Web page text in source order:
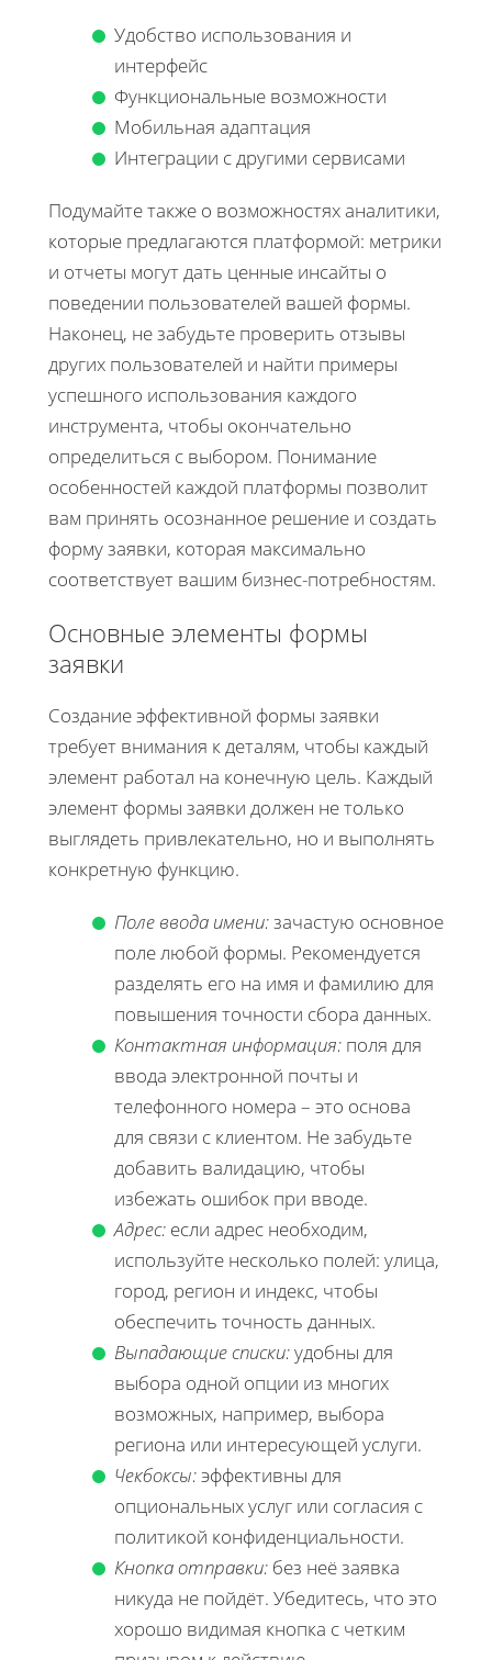
Удобство использования и
интерфейс
Функциональные возможности
Мобильная адаптация
Интеграции с другими сервисами
Подумайте также о возможностях аналитики,
которые предлагаются платформой: метрики
и отчеты могут дать ценные инсайты о
поведении пользователей вашей формы.
Наконец, не забудьте проверить отзывы
других пользователей и найти примеры
успешного использования каждого
инструмента, чтобы окончательно
определиться с выбором. Понимание
особенностей каждой платформы позволит
вам принять осознанное решение и создать
форму заявки, которая максимально
соответствует вашим бизнес-потребностям.
Основные элементы формы
заявки
Создание эффективной формы заявки
требует внимания к деталям, чтобы каждый
элемент работал на конечную цель. Каждый
элемент формы заявки должен не только
выглядеть привлекательно, но и выполнять
конкретную функцию.
Поле ввода имени:зачастую основное
поле любой формы. Рекомендуется
разделять его на имя и фамилию для
повышения точности сбора данных.
Контактная информация: поля для
ввода электронной почты и
телефонного номера – это основа
для связи с клиентом. Не забудьте
добавить валидацию, чтобы
избежать ошибок при вводе.
Адрес: если адрес необходим,
используйте несколько полей: улица,
город, регион и индекс, чтобы
обеспечить точность данных.
Выпадающие списки:удобны для
выбора одной опции из многих
возможных, например, выбора
региона или интересующей услуги.
Чекбоксы:эффективны для
опциональных услуг или согласия с
политикой конфиденциальности.
Кнопка отправки: без неё заявка
никуда не пойдёт. Убедитесь, что это
хорошо видимая кнопка с четким